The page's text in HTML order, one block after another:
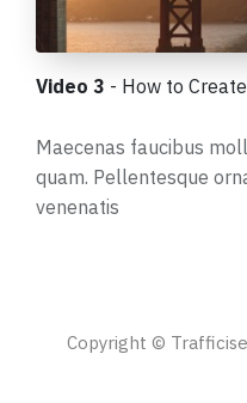
Video 3 - How to
Maecenas faucibus
quam. Pellentesque
venenatis
Copyright ©